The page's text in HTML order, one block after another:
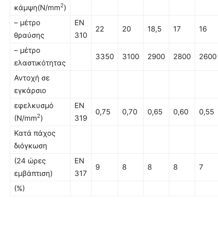
κάµψη(N/mm2)
– µέτρο
θραύσης
EN
310
22 20 18,5 17 16
– µέτρο
ελαστικότητας
3350 3100 2900 2800 2600
Αντοχή σε
εγκάρσιο
εφελκυσµό
(Ν/mm2)
EN
319
0,75 0,70 0,65 0,60 0,55
Κατά πάχος
διόγκωση
(24 ώρες
εµβάπτιση)
EN
317
9 8 8 8 7
(%)